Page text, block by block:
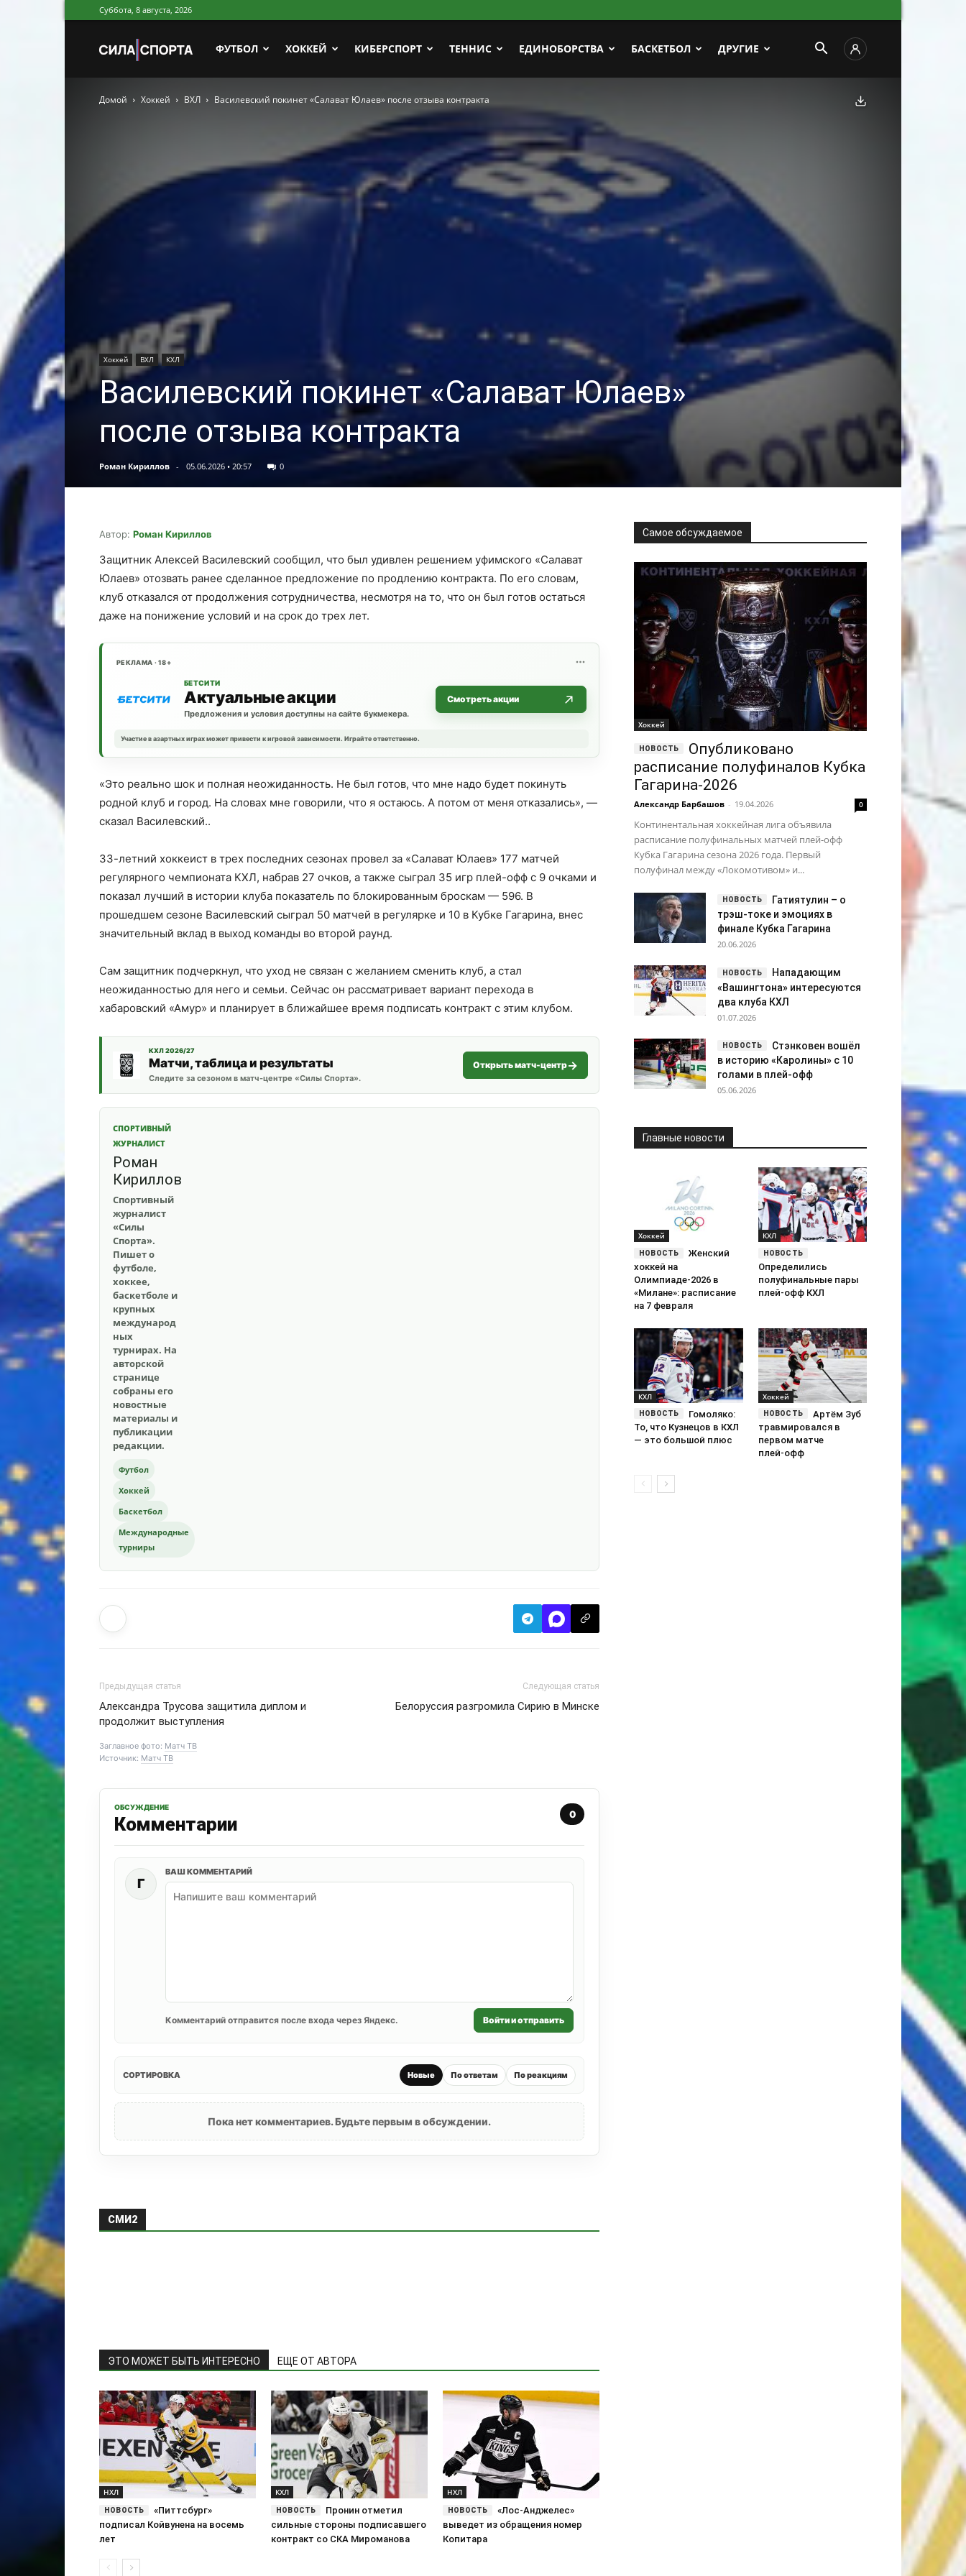
Суббота, 8 августа, 2026
Сила
Спорта
ФУТБОЛ ХОККЕЙ КИБЕРСПОРТ ТЕННИС ЕДИНОБОРСТВА БАСКЕТБОЛ ДРУГИЕ
Домой Хоккей ВХЛ Василевский покинет «Салават Юлаев» после отзыва контракта
Хоккей ВХЛ КХЛ
Василевский покинет «Салават Юлаев»
после отзыва контракта
Роман Кириллов - 05.06.2026 • 20:57 0
Скачать фото
Автор: Роман Кириллов
Защитник Алексей Василевский сообщил, что был удивлен решением уфимского «Салават
Юлаев» отозвать ранее сделанное предложение по продлению контракта. По его словам,
клуб отказался от продолжения сотрудничества, несмотря на то, что он был готов остаться
даже на понижение условий и на срок до трех лет.
РЕКЛАМА · 18+
БЕТСИТИ
Актуальные акции
Предложения и условия доступны на сайте букмекера.
Смотреть акции
Участие в азартных играх может привести к игровой зависимости. Играйте ответственно.
«Это реально шок и полная неожиданность. Не был готов, что мне надо будет покинуть
родной клуб и город. На словах мне говорили, что я остаюсь. А потом от меня отказались», —
сказал Василевский..
33-летний хоккеист в трех последних сезонах провел за «Салават Юлаев» 177 матчей
регулярного чемпионата КХЛ, набрав 27 очков, а также сыграл 35 игр плей-офф с 9 очками и
показал лучший в истории клуба показатель по блокированным броскам — 596. В
прошедшем сезоне Василевский сыграл 50 матчей в регулярке и 10 в Кубке Гагарина, внес
значительный вклад в выход команды во второй раунд.
Сам защитник подчеркнул, что уход не связан с желанием сменить клуб, а стал
неожиданностью для него и семьи. Сейчас он рассматривает вариант перехода в
хабаровский «Амур» и планирует в ближайшее время подписать контракт с этим клубом.
КХЛ 2026/27
Матчи, таблица и результаты
Следите за сезоном в матч-центре «Силы Спорта».
Открыть матч-центр
СПОРТИВНЫЙ
ЖУРНАЛИСТ
Роман
Кириллов
Спортивный
журналист
«Силы
Спорта».
Пишет о
футболе,
хоккее,
баскетболе и
крупных
международ
ных
турнирах. На
авторской
странице
собраны его
новостные
материалы и
публикации
редакции.
Футбол
Хоккей
Баскетбол
Международные
турниры
Предыдущая статья
Александра Трусова защитила диплом и
продолжит выступления
Следующая статья
Белоруссия разгромила Сирию в Минске
Заглавное фото: Матч ТВ
Источник: Матч ТВ
ОБСУЖДЕНИЕ
Комментарии 0
Г
ВАШ КОММЕНТАРИЙ
Комментарий отправится после входа через Яндекс. Войти и отправить
СОРТИРОВКА Новые По ответам По реакциям
Пока нет комментариев. Будьте первым в обсуждении.
СМИ2
ЭТО МОЖЕТ БЫТЬ ИНТЕРЕСНО ЕЩЕ ОТ АВТОРА
НХЛ
«Питтсбург»
подписал Койвунена на восемь
лет
КХЛ
Пронин отметил
сильные стороны подписавшего
контракт со СКА Мироманова
НХЛ
«Лос-Анджелес»
выведет из обращения номер
Копитара
Самое обсуждаемое
Хоккей
Опубликовано
расписание полуфиналов Кубка
Гагарина-2026
Александр Барбашов - 19.04.2026 0
Континентальная хоккейная лига объявила
расписание полуфинальных матчей плей-офф
Кубка Гагарина сезона 2026 года. Первый
полуфинал между «Локомотивом» и...
Гатиятулин – о
трэш-токе и эмоциях в
финале Кубка Гагарина
20.06.2026
Нападающим
«Вашингтона» интересуются
два клуба КХЛ
01.07.2026
Стэнковен вошёл
в историю «Каролины» с 10
голами в плей-офф
05.06.2026
Главные новости
Хоккей
Женский
хоккей на
Олимпиаде-2026 в
«Милане»: расписание
на 7 февраля
КХЛ
Определились
полуфинальные пары
плей-офф КХЛ
КХЛ
Гомоляко:
То, что Кузнецов в КХЛ
— это большой плюс
Хоккей
Артём Зуб
травмировался в
первом матче
плей‑офф